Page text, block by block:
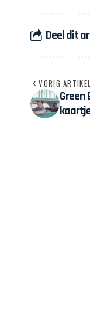
Deel dit
VORIG ARTIKEL
Green